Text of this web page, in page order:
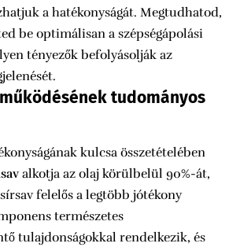
a hatékonyságát. Megtudhatod,
be optimálisan a szépségápolási
tényezők befolyásolják az
tudományos
kulcsa összetételében
alkotja az olaj körülbelül 90%-át,
felelős a legtöbb jótékony
természetes
tulajdonságokkal rendelkezik, és